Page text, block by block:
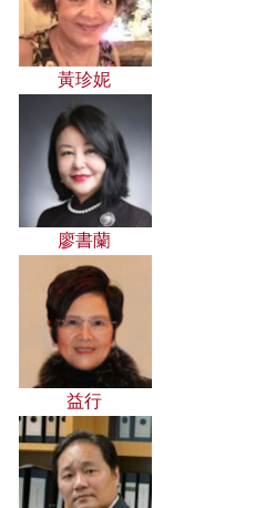
黃珍妮
廖書蘭
益行